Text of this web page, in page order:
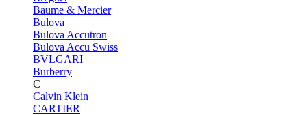
Baume & Mercier
Bulova
Bulova Accutron
Bulova Accu Swiss
BVLGARI
Burberry
C
Calvin Klein
CARTIER